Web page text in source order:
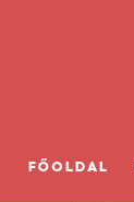
FŐOLDAL